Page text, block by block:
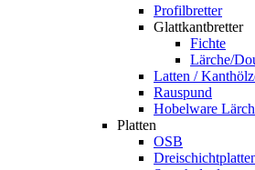
Profilbretter
Glattkantbretter
Fichte
Lärche/
Latten /
Rauspund
Hobelware
Platten
OSB